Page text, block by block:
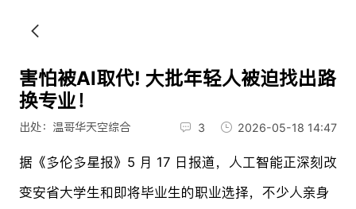
害怕被AI取代! 大批年轻人被迫找出路
换专业！
出处：温哥华天空综合 3 2026-05-18 14:47
据《多伦多星报》5 月 17 日报道，人工智能正深刻改
变安省大学生和即将毕业生的职业选择，不少人亲身